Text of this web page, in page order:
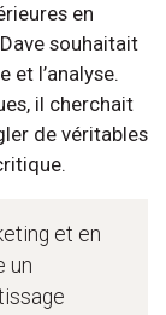
en
souhaitait
et l’analyse.
il cherchait
de véritables
et en
un